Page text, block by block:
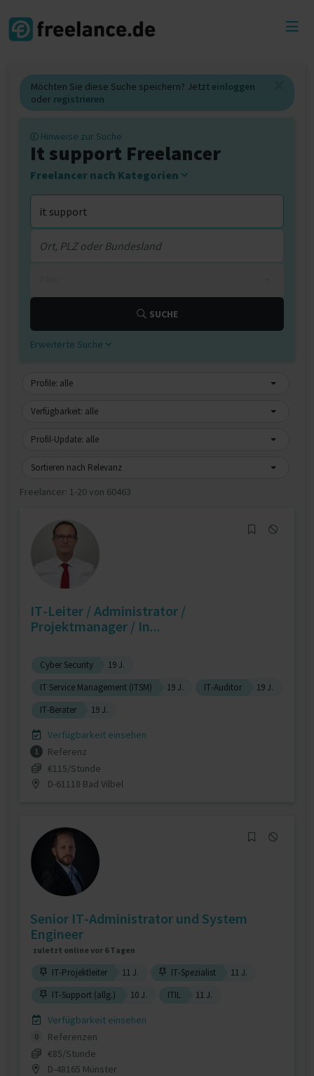
Möchten Sie diese Suche speichern? Jetzt einloggen
oder registrieren
Hinweise zur Suche
It support Freelancer
Freelancer nach Kategorien
SUCHE
Erweiterte Suche
Profile: alle
Verfügbarkeit: alle
Profil-Update: alle
Sortieren nach Relevanz
Freelancer: 1-20 von 60463
IT-Leiter / Administrator /
Projektmanager / In...
Cyber Security
19 J.
IT Service Management (ITSM)
19 J. IT-Auditor
19 J.
IT-Berater
19 J.
Verfügbarkeit einsehen
1
Referenz
€115/Stunde
D-61118 Bad Vilbel
Senior IT-Administrator und System
Engineer
zuletzt online vor 6 Tagen
IT-Projektleiter 11 J. IT-Spezialist
11 J.
IT-Support (allg.)
10 J. ITIL 11 J.
Verfügbarkeit einsehen
0
Referenzen
€85/Stunde
D-48165 Münster